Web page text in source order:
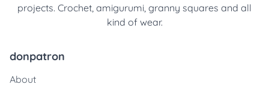
projects. Crochet, amigurumi, granny squares and all
kind of wear.
donpatron
About